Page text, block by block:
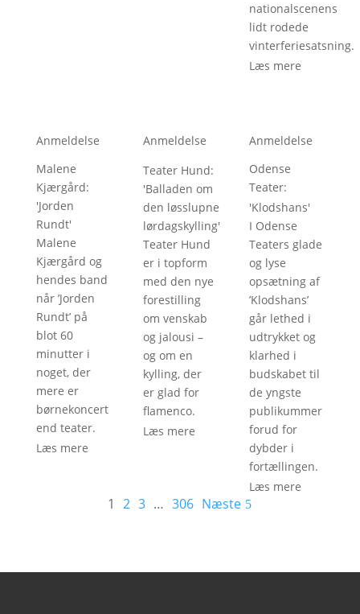
nationalscenens
lidt rodede
vinterferiesatsning.
Læs mere
Anmeldelse
Malene
Kjærgård:
'Jorden
Rundt'
Malene
Kjærgård og
hendes band
når ’Jorden
Rundt’ på
blot 60
minutter i
noget, der
mere er
børnekoncert
end teater.
Læs mere
Anmeldelse
Teater Hund:
'Balladen om
den løsslupne
lørdagskylling'
Teater Hund
er i topform
med den nye
forestilling
om venskab
og jalousi –
og om en
kylling, der
er glad for
flamenco.
Læs mere
Anmeldelse
Odense
Teater:
'Klodshans'
I Odense
Teaters glade
og lyse
opsætning af
’Klodshans’
går lethed i
udtrykket og
klarhed i
budskabet til
de yngste
publikummer
forud for
dybder i
fortællingen.
Læs mere
1 2 3 … 306 Næste